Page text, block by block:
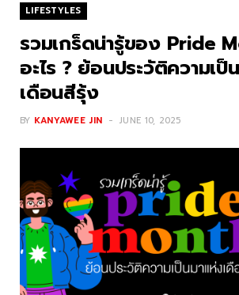
LIFESTYLES
รวมเกร็ดน่ารู้ของ Pride
อะไร ? ย้อนประวัติความเป็
เดือนสีรุ้ง
BY KANYAWEE JIN JUNE 10, 2025